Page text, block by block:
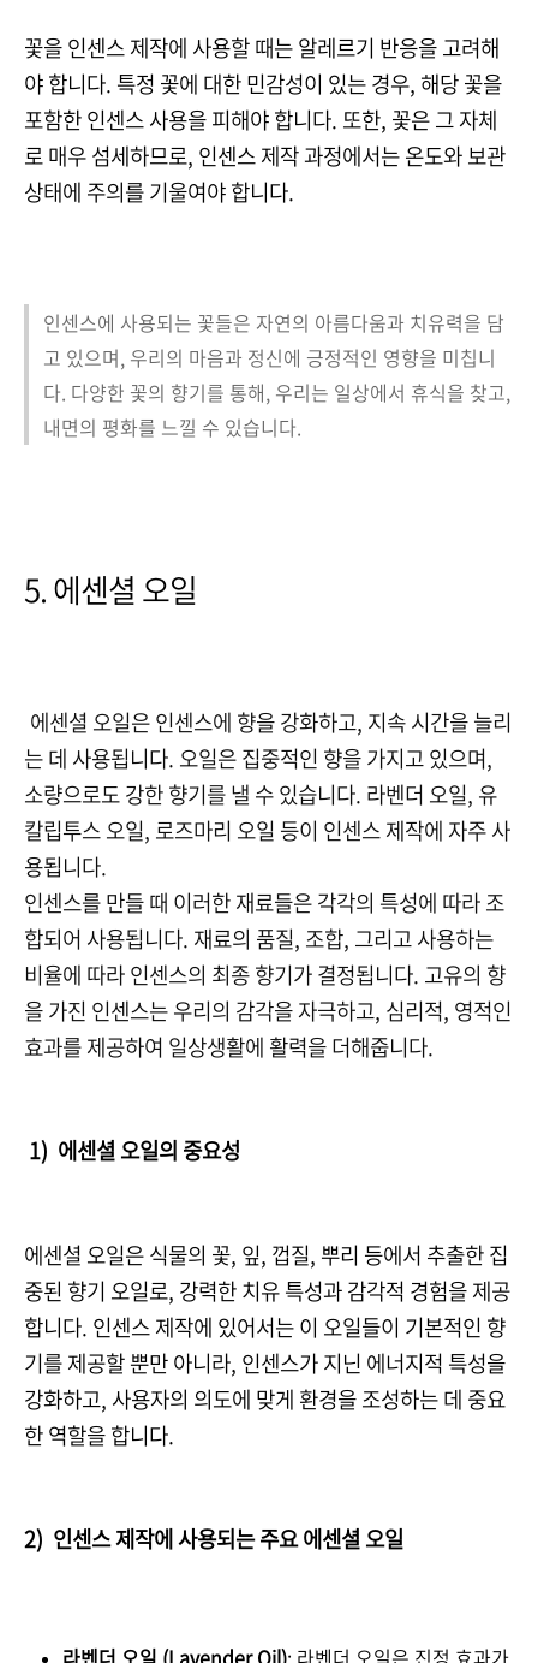
꽃을 인센스 제작에 사용할 때는 알레르기 반응을 고려해
야 합니다. 특정 꽃에 대한 민감성이 있는 경우, 해당 꽃을
포함한 인센스 사용을 피해야 합니다. 또한, 꽃은 그 자체
로 매우 섬세하므로, 인센스 제작 과정에서는 온도와 보관
상태에 주의를 기울여야 합니다.
인센스에 사용되는 꽃들은 자연의 아름다움과 치유력을 담
고 있으며, 우리의 마음과 정신에 긍정적인 영향을 미칩니
다. 다양한 꽃의 향기를 통해, 우리는 일상에서 휴식을 찾고,
내면의 평화를 느낄 수 있습니다.
5. 에센셜 오일
에센셜 오일은 인센스에 향을 강화하고, 지속 시간을 늘리
는 데 사용됩니다. 오일은 집중적인 향을 가지고 있으며,
소량으로도 강한 향기를 낼 수 있습니다. 라벤더 오일, 유
칼립투스 오일, 로즈마리 오일 등이 인센스 제작에 자주 사
용됩니다.
인센스를 만들 때 이러한 재료들은 각각의 특성에 따라 조
합되어 사용됩니다. 재료의 품질, 조합, 그리고 사용하는
비율에 따라 인센스의 최종 향기가 결정됩니다. 고유의 향
을 가진 인센스는 우리의 감각을 자극하고, 심리적, 영적인
효과를 제공하여 일상생활에 활력을 더해줍니다.
1) 에센셜 오일의 중요성
에센셜 오일은 식물의 꽃, 잎, 껍질, 뿌리 등에서 추출한 집
중된 향기 오일로, 강력한 치유 특성과 감각적 경험을 제공
합니다. 인센스 제작에 있어서는 이 오일들이 기본적인 향
기를 제공할 뿐만 아니라, 인센스가 지닌 에너지적 특성을
강화하고, 사용자의 의도에 맞게 환경을 조성하는 데 중요
한 역할을 합니다.
2) 인센스 제작에 사용되는 주요 에센셜 오일
라벤더 오일 (Lavender Oil): 라벤더 오일은 진정 효과가